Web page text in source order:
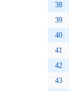
38
39
40
41
42
43